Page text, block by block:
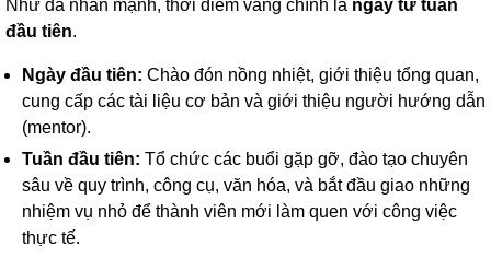
Như đã nhấn mạnh, thời điểm vàng chính là ngay từ tuần
đầu tiên.
Ngày đầu tiên: Chào đón nồng nhiệt, giới thiệu tổng quan,
cung cấp các tài liệu cơ bản và giới thiệu người hướng dẫn
(mentor).
Tuần đầu tiên: Tổ chức các buổi gặp gỡ, đào tạo chuyên
sâu về quy trình, công cụ, văn hóa, và bắt đầu giao những
nhiệm vụ nhỏ để thành viên mới làm quen với công việc
thực tế.